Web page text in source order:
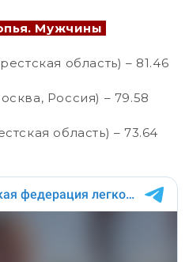
Мужчины
область) – 81.46
Россия) – 79.58
область) – 73.64